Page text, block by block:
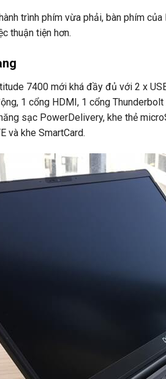
trình phím vừa phải, bàn phím
thuận tiện hơn.
7400 mới khá đầy đủ với 2 x
1 cổng HDMI, 1 cổng
sạc PowerDelivery, khe thẻ
và khe SmartCard.